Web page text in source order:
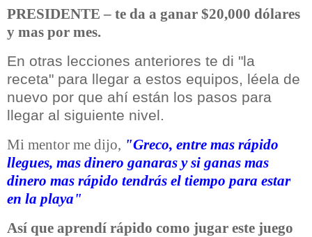
PRESIDENTE – te da a ganar $20,000 dólares
y mas por mes.
En otras lecciones anteriores te di "la
receta" para llegar a estos equipos, léela de
nuevo por que ahí están los pasos para
llegar al siguiente nivel.
Mi mentor me dijo, "Greco, entre mas rápido
llegues, mas dinero ganaras y si ganas mas
dinero mas rápido tendrás el tiempo para estar
en la playa"
Así que aprendí rápido como jugar este juego